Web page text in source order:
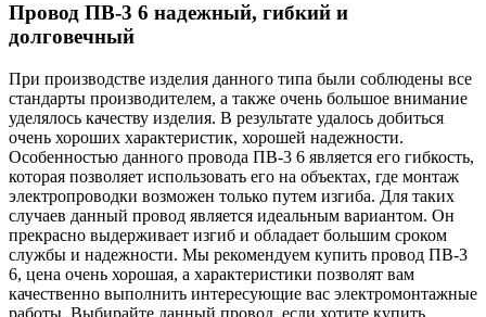
Провод ПВ-3 6 надежный, гибкий и
долговечный
При производстве изделия данного типа были соблюдены все
стандарты производителем, а также очень большое внимание
уделялось качеству изделия. В результате удалось добиться
очень хороших характеристик, хорошей надежности.
Особенностью данного провода ПВ-3 6 является его гибкость,
которая позволяет использовать его на объектах, где монтаж
электропроводки возможен только путем изгиба. Для таких
случаев данный провод является идеальным вариантом. Он
прекрасно выдерживает изгиб и обладает большим сроком
службы и надежности. Мы рекомендуем купить провод ПВ-3
6, цена очень хорошая, а характеристики позволят вам
качественно выполнить интересующие вас электромонтажные